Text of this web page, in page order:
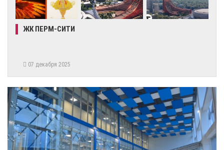
ЖК ПЕРМ-СИТИ
07 декабря 2025